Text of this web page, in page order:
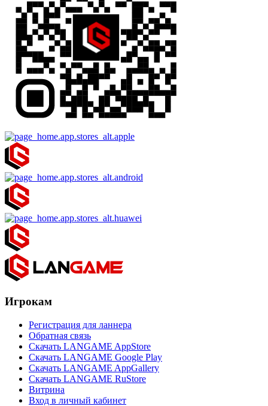
Игрокам
Регистрация для ланнера
Обратная связь
Скачать LANGAME AppStore
Скачать LANGAME Google Play
Скачать LANGAME AppGallery
Скачать LANGAME RuStore
Витрина
Вход в личный кабинет